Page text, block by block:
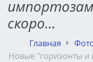
скоро...
Главная
Новые "горизонты